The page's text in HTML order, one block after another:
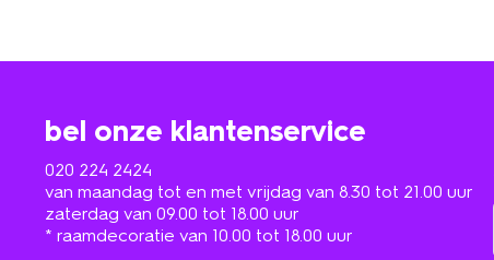
bel onze klantenservice
020 224 2424
van maandag tot en met vrijdag van 8.30 tot 21.00 uur
zaterdag van 09.00 tot 18.00 uur
* raamdecoratie van 10.00 tot 18.00 uur